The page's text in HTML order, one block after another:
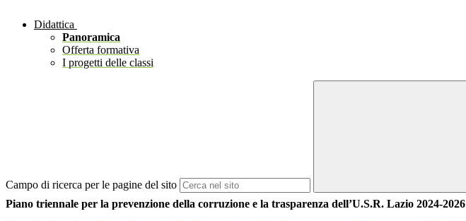
Didattica
Panoramica
Offerta formativa
I progetti delle classi
Campo di ricerca per le pagine del sito
Piano triennale per la prevenzione della corruzione e la trasparenza dell’U.S.R. Lazio 2024-2026